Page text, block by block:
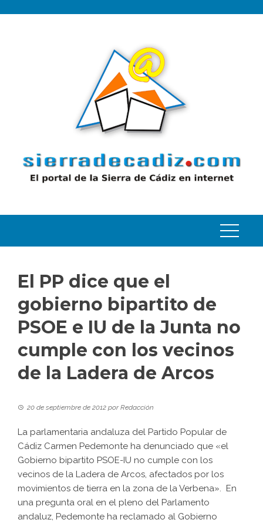
El PP dice que el
gobierno bipartito de
PSOE e IU de la Junta no
cumple con los vecinos
de la Ladera de Arcos
20 de septiembre de 2012 porRedacción
La parlamentaria andaluza del Partido Popular de
Cádiz Carmen Pedemonte ha denunciado que «el
Gobierno bipartito PSOE-IU no cumple con los
vecinos de la Ladera de Arcos, afectados por los
movimientos de tierra en la zona de la Verbena». En
una pregunta oral en el pleno del Parlamento
andaluz, Pedemonte ha reclamado al Gobierno